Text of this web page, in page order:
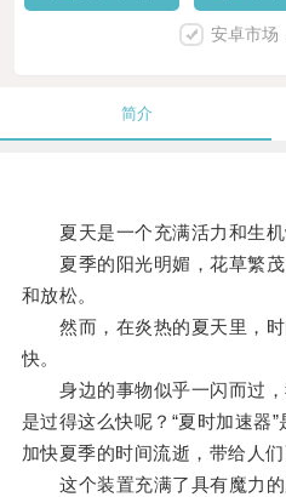
安卓市场
简介
夏天是一个充满活力和生机
夏季的阳光明媚，花草繁茂
和放松。
然而，在炎热的夏天里，时
快。
身边的事物似乎一闪而过，
是过得这么快呢？“夏时加速器
加快夏季的时间流逝，带给人们
这个装置充满了具有魔力的